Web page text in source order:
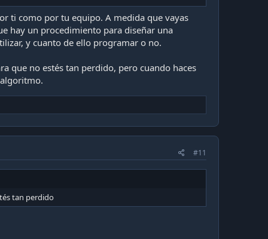
ti como por tu equipo. A medida que vayas
hay un procedimiento para diseñar una
y cuanto de ello programar o no.
que no estés tan perdido, pero cuando haces
#11
tan perdido